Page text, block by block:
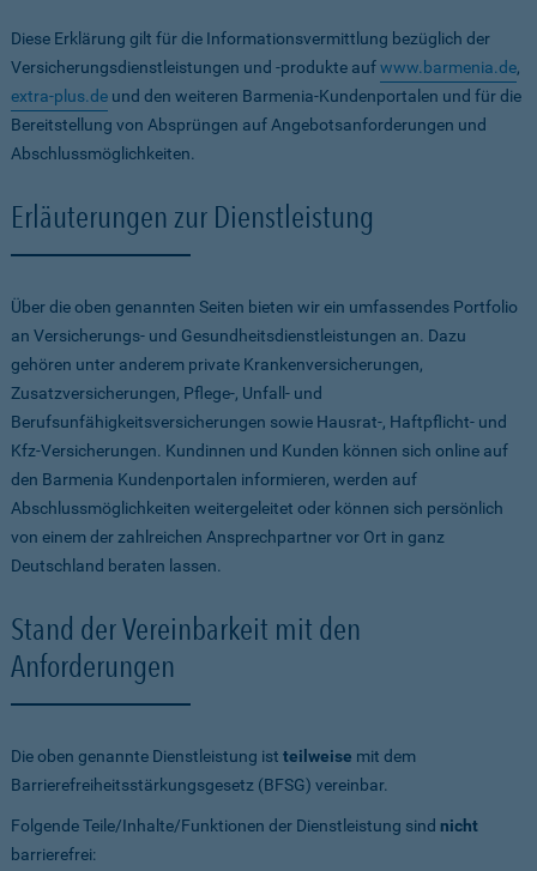
Diese Erklärung gilt für die Informationsvermittlung bezüglich der
Versicherungsdienstleistungen und -produkte aufwww.barmenia.de,
extra-plus.de und den weiteren Barmenia-Kundenportalen und für die
Bereitstellung von Absprüngen auf Angebotsanforderungen und
Abschlussmöglichkeiten.
Erläuterungen zur Dienstleistung
Über die oben genannten Seiten bieten wir ein umfassendes Portfolio
an Versicherungs- und Gesundheitsdienstleistungen an. Dazu
gehören unter anderem private Krankenversicherungen,
Zusatzversicherungen, Pflege-, Unfall- und
Berufsunfähigkeitsversicherungen sowie Hausrat-, Haftpflicht- und
Kfz-Versicherungen. Kundinnen und Kunden können sich online auf
den Barmenia Kundenportalen informieren, werden auf
Abschlussmöglichkeiten weitergeleitet oder können sich persönlich
von einem der zahlreichen Ansprechpartner vor Ort in ganz
Deutschland beraten lassen.
Stand der Vereinbarkeit mit den
Anforderungen
Die oben genannte Dienstleistung ist teilweise mit dem
Barrierefreiheitsstärkungsgesetz (BFSG) vereinbar.
Folgende Teile/Inhalte/Funktionen der Dienstleistung sind nicht
barrierefrei: